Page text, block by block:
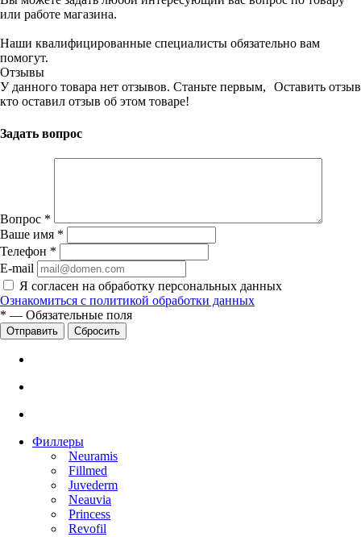
или работе магазина.
Наши квалифицированные специалисты обязательно вам
помогут.
Отзывы
Оставить отзыв
У данного товара нет отзывов. Станьте первым,
кто оставил отзыв об этом товаре!
Задать вопрос
Вопрос *
Ваше имя *
Телефон *
E-mail
Я согласен на обработку персональных данных
Ознакомиться с политикой обработки данных
* — Обязательные поля
Сбросить
Филлеры
Neuramis
Fillmed
Juvederm
Neauvia
Princess
Revofil